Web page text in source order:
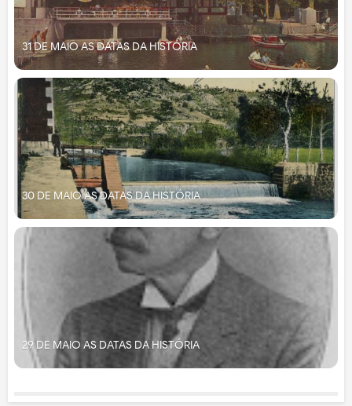
31 DE MAIO AS DATAS DA HISTÓRIA
30 DE MAIO AS DATAS DA HISTÓRIA
29 DE MAIO AS DATAS DA HISTÓRIA